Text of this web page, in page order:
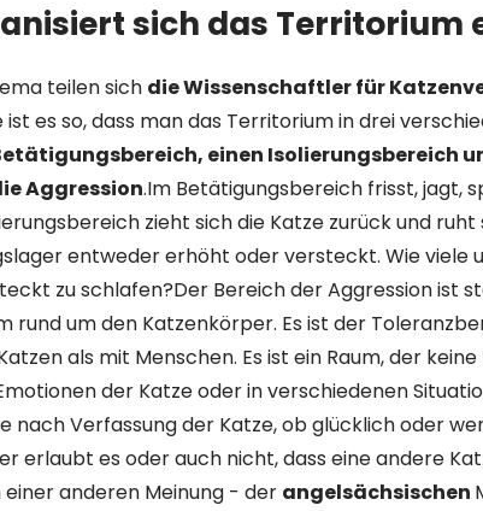
sich das Territorium
teilen sich die Wissenschaftler für
ist es so, dass man das Territorium in drei
einen Isolierungsbereich
Aggression.Im Betätigungsbereich frisst, jagt,
zieht sich die Katze zurück und
entweder erhöht oder versteckt. Wie viele
zu schlafen?Der Bereich der Aggression ist
rund um den Katzenkörper. Es ist der
als mit Menschen. Es ist ein Raum, der
der Katze oder in verschiedenen
nach Verfassung der Katze, ob glücklich oder
erlaubt es oder auch nicht, dass eine andere
anderen Meinung - der angelsächsischen